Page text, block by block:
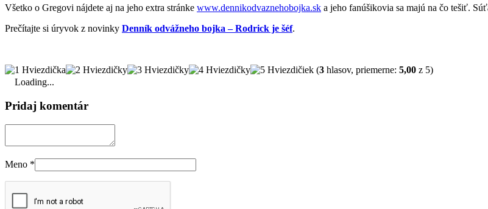
Všetko o Gregovi nájdete aj na jeho extra stránke www.dennikodvaznehobojka.sk a jeho fanúšikovia sa majú na čo tešiť.
Prečítajte si úryvok z novinky Denník odvážneho bojka – Rodrick je šéf.
(3 hlasov, priemerne: 5,00 z 5)
Loading...
Pridaj komentár
Meno *